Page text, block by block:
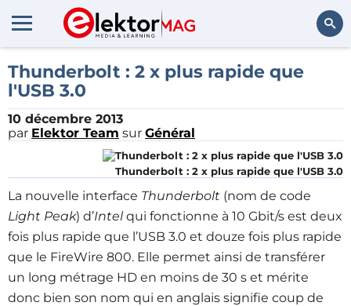
Rechercher
Thunderbolt : 2 x plus rapide que
l'USB 3.0
10 décembre 2013
par Elektor Team sur Général
Thunderbolt : 2 x plus rapide que l'USB 3.0
La nouvelle interface Thunderbolt (nom de code
Light Peak) d’Intelqui fonctionne à 10 Gbit/s est deux
fois plus rapide que l’USB 3.0 et douze fois plus rapide
que le FireWire 800. Elle permet ainsi de transférer
un long métrage HD en moins de 30 s et mérite
donc bien son nom qui en anglais signifie coup de